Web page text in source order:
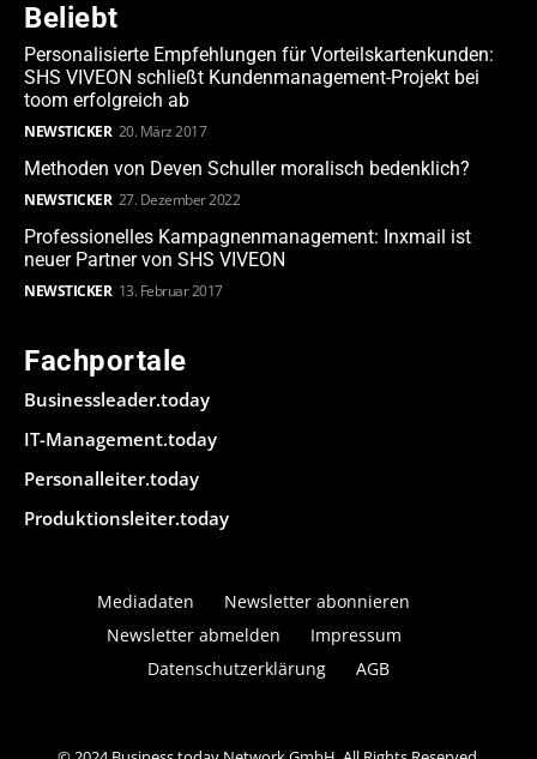
Beliebt
Personalisierte Empfehlungen für Vorteilskartenkunden:
SHS VIVEON schließt Kundenmanagement-Projekt bei
toom erfolgreich ab
NEWSTICKER 20. März 2017
Methoden von Deven Schuller moralisch bedenklich?
NEWSTICKER 27. Dezember 2022
Professionelles Kampagnenmanagement: Inxmail ist
neuer Partner von SHS VIVEON
NEWSTICKER 13. Februar 2017
Fachportale
Businessleader.today
IT-Management.today
Personalleiter.today
Produktionsleiter.today
Mediadaten
Newsletter abonnieren
Newsletter abmelden
Impressum
Datenschutzerklärung
AGB